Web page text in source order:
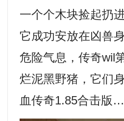
一个个木块捡起扔
它成功安放在凶兽
危险气息，传奇wil
烂泥黑野猪，它们
血传奇1.85合击版